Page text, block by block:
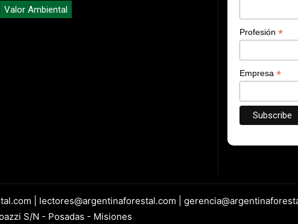
Valor Ambiental
Profesión*
Empresa*
| lectores@argentinaforestal.com |
S/N - Posadas - Misiones